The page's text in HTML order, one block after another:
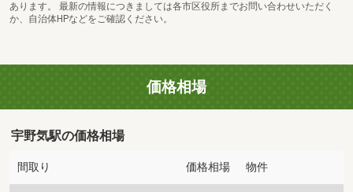
あります。 最新の情報につきましては各市区役所までお問い合わせいただく
か、自治体HPなどをご確認ください。
価格相場
宇野気駅の価格相場
間取り 価格相場 物件